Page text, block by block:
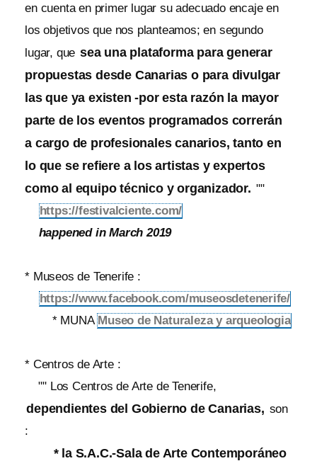
en cuenta en primer lugar su adecuado encaje en
los objetivos que nos planteamos; en segundo
lugar, que sea una plataforma para generar
propuestas desde Canarias o para divulgar
las que ya existen -por esta razón la mayor
parte de los eventos programados correrán
a cargo de profesionales canarios, tanto en
lo que se refiere a los artistas y expertos
como al equipo técnico y organizador. ""
https://festivalciente.com/
happened in March 2019
* Museos de Tenerife :
https://www.facebook.com/museosdetenerife/
* MUNAMuseo de Naturaleza y arqueologia
* Centros de Arte :
"" Los Centros de Arte de Tenerife,
dependientes del Gobierno de Canarias, son
:
* la S.A.C.-Sala de Arte Contemporáneo